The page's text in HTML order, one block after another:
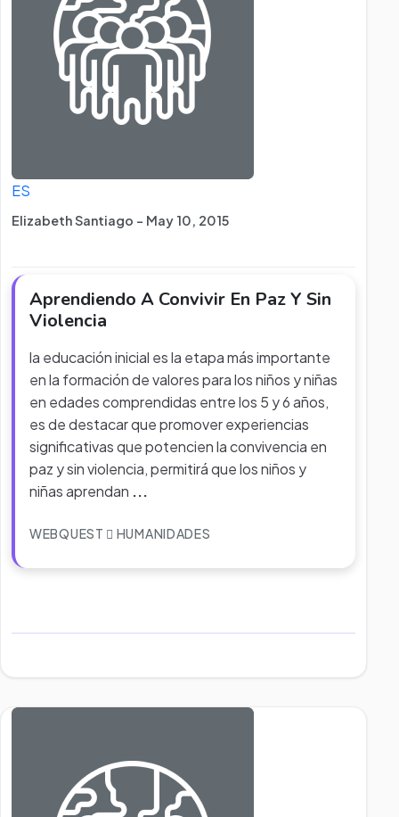
ES
Elizabeth Santiago - May 10, 2015
Aprendiendo A Convivir En Paz Y Sin
Violencia
la educación inicial es la etapa más importante
en la formación de valores para los niños y niñas
en edades comprendidas entre los 5 y 6 años,
es de destacar que promover experiencias
significativas que potencien la convivencia en
paz y sin violencia, permitirá que los niños y
niñas aprendan ...
WEBQUEST HUMANIDADES